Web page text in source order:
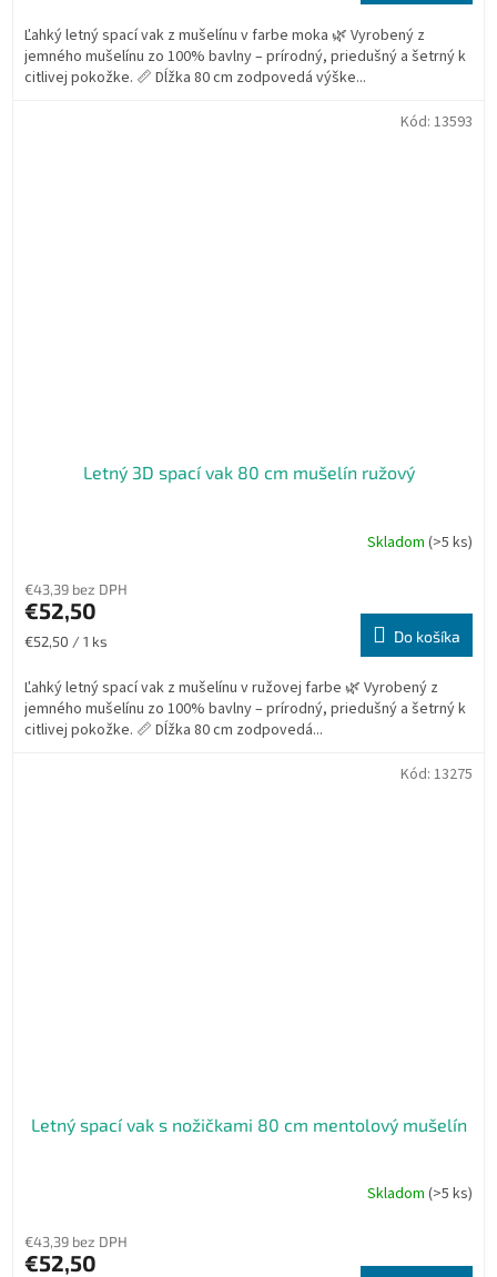
Ľahký letný spací vak z mušelínu v farbe moka 🌿 Vyrobený z
jemného mušelínu zo 100% bavlny – prírodný, priedušný a šetrný k
citlivej pokožke. 📏 Dĺžka 80 cm zodpovedá výške...
Letný 3D spací vak 80 cm mušelín ružový
Skladom (>5 ks)
€43,39 bez DPH
€52,50
Jednotková
€52,50 / 1 ks Do košíka
Ľahký letný spací vak z mušelínu v ružovej farbe 🌿 Vyrobený z
jemného mušelínu zo 100% bavlny – prírodný, priedušný a šetrný k
citlivej pokožke. 📏 Dĺžka 80 cm zodpovedá...
Kód: 13593
Letný spací vak s nožičkami 80 cm mentolový mušelín
Skladom (>5 ks)
€43,39 bez DPH
€52,50
Kód: 13275